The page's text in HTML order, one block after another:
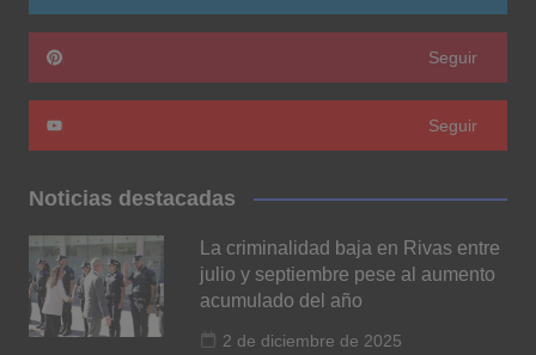
Seguir
Seguir
Noticias destacadas
La criminalidad baja en Rivas entre
julio y septiembre pese al aumento
acumulado del año
2 de diciembre de 2025